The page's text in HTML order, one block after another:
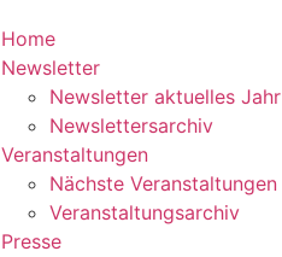
Home
Newsletter
Newsletter aktuelles Jahr
Newslettersarchiv
Veranstaltungen
Nächste Veranstaltungen
Veranstaltungsarchiv
Presse